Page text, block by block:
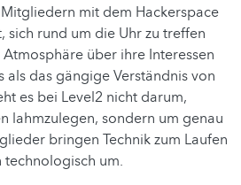
mit dem Hackerspace
sich rund um die Uhr zu treffen
über ihre Interessen
als das gängige Verständnis von
es bei Level2 nicht darum,
lahmzulegen, sondern um genau
bringen Technik zum Laufen
technologisch um.